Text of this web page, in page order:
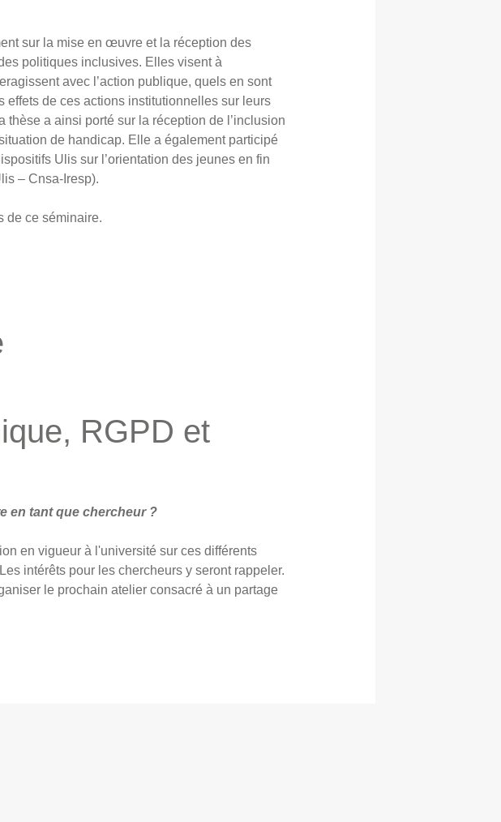
sur la mise en œuvre et la réception des
politiques inclusives. Elles visent à
avec l’action publique, quels en sont
effets de ces actions institutionnelles sur leurs
thèse a ainsi porté sur la réception de l’inclusion
de handicap. Elle a également participé
Ulis sur l’orientation des jeunes en fin
– Cnsa-Iresp).
de ce séminaire.
RGPD et
en tant que chercheur ?
en vigueur à l'université sur ces différents
intérêts pour les chercheurs y seront rappeler.
le prochain atelier consacré à un partage